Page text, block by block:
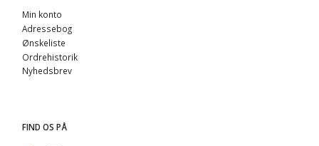
Min konto
Adressebog
Ønskeliste
Ordrehistorik
Nyhedsbrev
FIND OS PÅ